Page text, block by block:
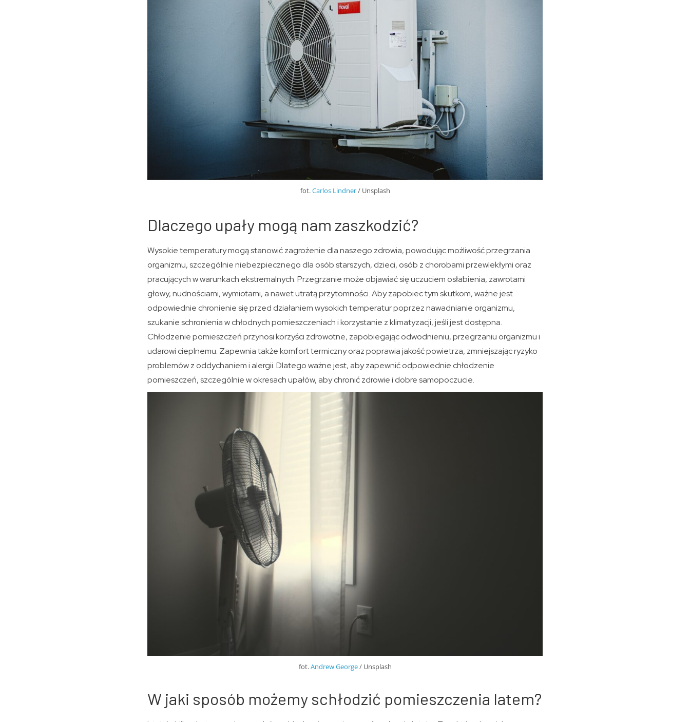
fot.Carlos Lindner/ Unsplash
Dlaczego upały mogą nam zaszkodzić?
Wysokie temperatury mogą stanowić zagrożenie dla naszego zdrowia, powodując możliwość przegrzania
organizmu, szczególnie niebezpiecznego dla osób starszych, dzieci, osób z chorobami przewlekłymi oraz
pracujących w warunkach ekstremalnych. Przegrzanie może objawiać się uczuciem osłabienia, zawrotami
głowy, nudnościami, wymiotami, a nawet utratą przytomności. Aby zapobiec tym skutkom, ważne jest
odpowiednie chronienie się przed działaniem wysokich temperatur poprzez nawadnianie organizmu,
szukanie schronienia w chłodnych pomieszczeniach i korzystanie z klimatyzacji, jeśli jest dostępna.
Chłodzenie pomieszczeń przynosi korzyści zdrowotne, zapobiegając odwodnieniu, przegrzaniu organizmu i
udarowi cieplnemu. Zapewnia także komfort termiczny oraz poprawia jakość powietrza, zmniejszając ryzyko
problemów z oddychaniem i alergii. Dlatego ważne jest, aby zapewnić odpowiednie chłodzenie
pomieszczeń, szczególnie w okresach upałów, aby chronić zdrowie i dobre samopoczucie.
fot.Andrew George/ Unsplash
W jaki sposób możemy schłodzić pomieszczenia latem?